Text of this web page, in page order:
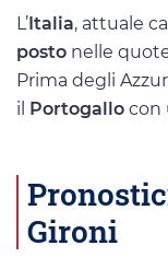
L’Italia, attuale
posto nelle
Prima degli
il Portogallo con
Gironi